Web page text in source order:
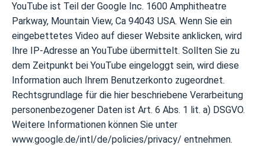
YouTube ist Teil der Google Inc. 1600 Amphitheatre
Parkway, Mountain View, Ca 94043 USA. Wenn Sie ein
eingebettetes Video auf dieser Website anklicken, wird
Ihre IP-Adresse an YouTube übermittelt. Sollten Sie zu
dem Zeitpunkt bei YouTube eingeloggt sein, wird diese
Information auch Ihrem Benutzerkonto zugeordnet.
Rechtsgrundlage für die hier beschriebene Verarbeitung
personenbezogener Daten ist Art. 6 Abs. 1 lit. a) DSGVO.
Weitere Informationen können Sie unter
www.google.de/intl/de/policies/privacy/ entnehmen.